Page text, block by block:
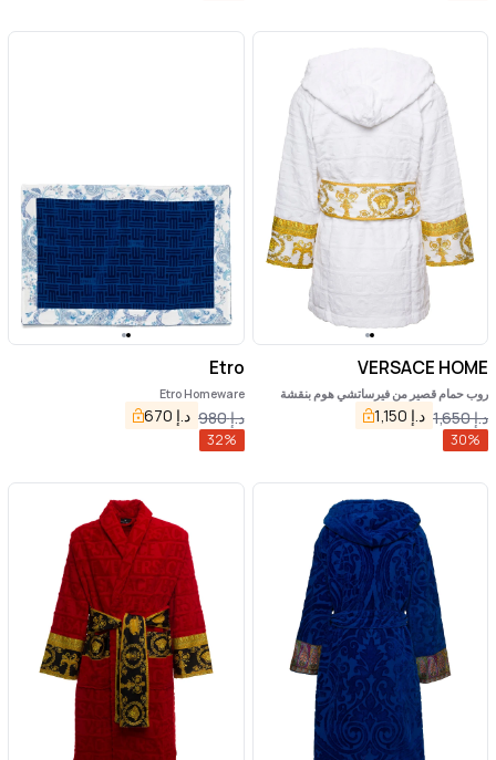
VERSACE HOME
روب حمام قصير من فيرساتشي هوم بنقشة
باروكية من القطن تيري الأسودد.إ1,650 د.إ 1,150
30%
Etro
Etro Homeware
د.إ980 د.إ 670
32%